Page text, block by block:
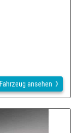
Fahrzeug ansehen